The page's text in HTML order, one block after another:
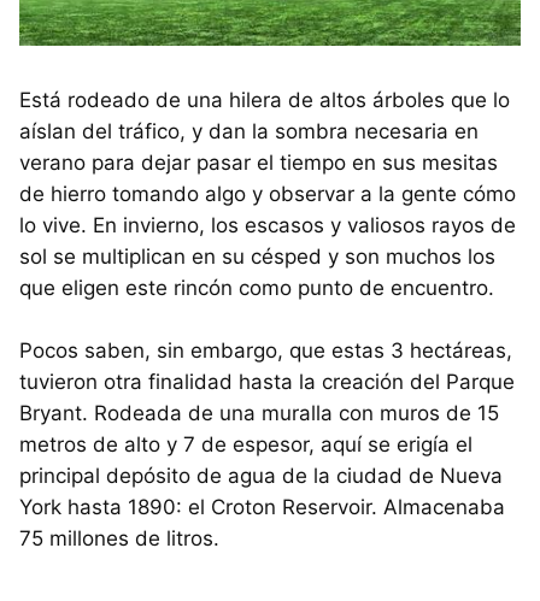
Está rodeado de una hilera de altos árboles que lo
aíslan del tráfico, y dan la sombra necesaria en
verano para dejar pasar el tiempo en sus mesitas
de hierro tomando algo y observar a la gente cómo
lo vive. En invierno, los escasos y valiosos rayos de
sol se multiplican en su césped y son muchos los
que eligen este rincón como punto de encuentro.
Pocos saben, sin embargo, que estas 3 hectáreas,
tuvieron otra finalidad hasta la creación del Parque
Bryant. Rodeada de una muralla con muros de 15
metros de alto y 7 de espesor, aquí se erigía el
principal depósito de agua de la ciudad de Nueva
York hasta 1890: el Croton Reservoir. Almacenaba
75 millones de litros.